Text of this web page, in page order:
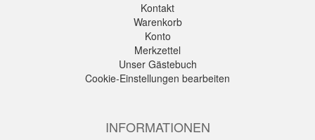
Kontakt
Warenkorb
Konto
Merkzettel
Unser Gästebuch
Cookie-Einstellungen bearbeiten
INFORMATIONEN